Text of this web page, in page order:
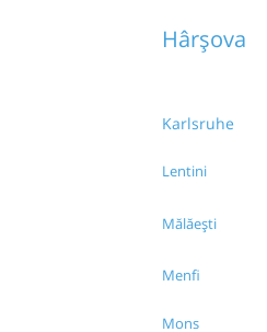
Hârșova
Karlsruhe
Lentini
Mălăești
Menfi
Mons